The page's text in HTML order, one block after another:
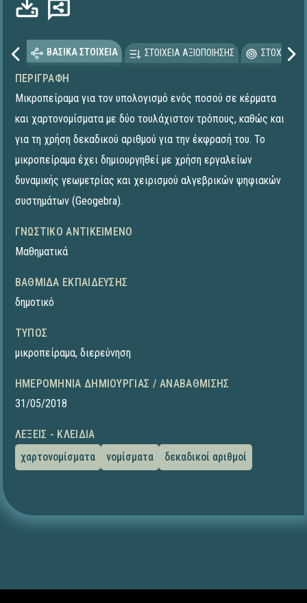
ΒΑΣΙΚΑ ΣΤΟΙΧΕΙΑ ΣΤΟΙΧΕΙΑ ΑΞΙΟΠΟΙΗΣΗΣ
ΠΕΡΙΓΡΑΦΉ
Μικροπείραμα για τον υπολογισμό ενός ποσού σε κέρματα
και χαρτονομίσματα με δύο τουλάχιστον τρόπους, καθώς και
για τη χρήση δεκαδικού αριθμού για την έκφρασή του. To
μικροπείραμα έχει δημιουργηθεί με χρήση εργαλείων
δυναμικής γεωμετρίας και χειρισμού αλγεβρικών ψηφιακών
συστημάτων (Geogebra).
ΓΝΩΣΤΙΚΌ ΑΝΤΙΚΕΊΜΕΝΟ
Μαθηματικά
ΒΑΘΜΊΔΑ ΕΚΠΑΊΔΕΥΣΗΣ
δημοτικό
ΤΎΠΟΣ
μικροπείραμα, διερεύνηση
ΗΜΕΡΟΜΗΝΊΑ ΔΗΜΙΟΥΡΓΊΑΣ / ΑΝΑΒΆΘΜΙΣΗΣ
31/05/2018
ΛΈΞΕΙΣ - ΚΛΕΙΔΙΆ
χαρτονομίσματα
νομίσματα δεκαδικοί αριθμοί